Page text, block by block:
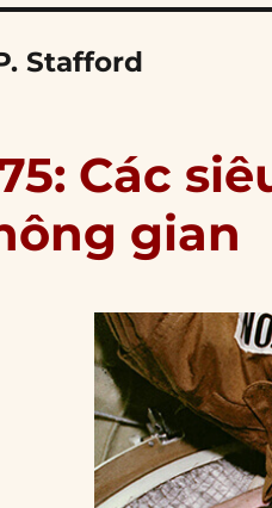
Stafford
Các
gian